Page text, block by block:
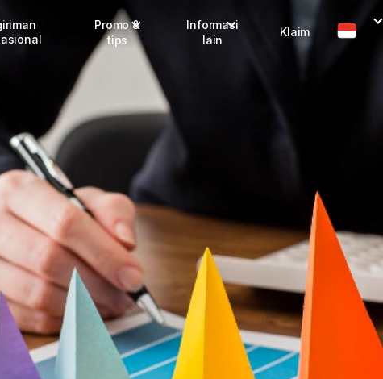
Promo &
tips
Promo terbaru
Info seller
Info mitra
Informasi
lain
Klaim